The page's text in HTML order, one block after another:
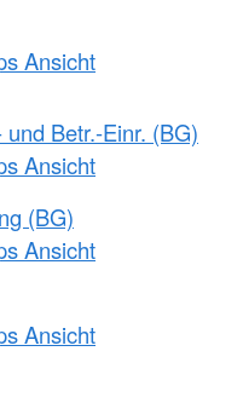
Ansicht
Betr.-Einr. (BG)
Ansicht
(BG)
Ansicht
Ansicht